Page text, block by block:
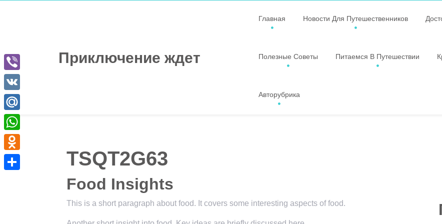
Приключение ждет
Главная Новости Для Путешественников
Полезные Советы Питаемся В Путешествии
Авторубрика
TSQT2G63
Food Insights
This is a short paragraph about food. It covers some interesting aspects of food.
Viber
VK
Mail.Ru
WhatsApp
Odnoklassniki